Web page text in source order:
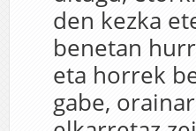
den kezka
benetan
eta horrek
gabe,